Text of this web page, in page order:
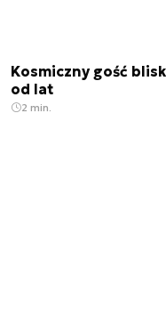
Kosmiczny gość
od lat
2 min.